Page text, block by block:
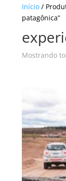
Início/
patagônica”
Mostrando